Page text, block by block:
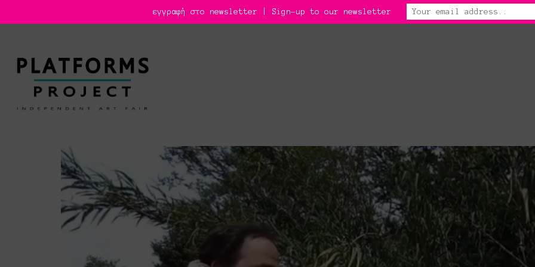
εγγραφή στο newsletter | Sign-up to our newsletter